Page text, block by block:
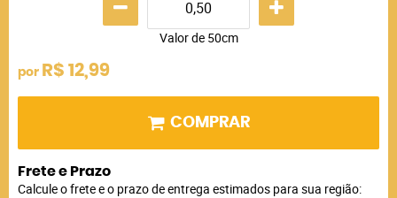
Valor de 50cm
por R$ 12,99
COMPRAR
Frete e Prazo
Calcule o frete e o prazo de entrega estimados para sua região: